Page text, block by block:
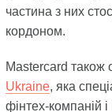
частина з них
кордоном.
Mastercard також
Ukraine, яка
фінтех-компаній